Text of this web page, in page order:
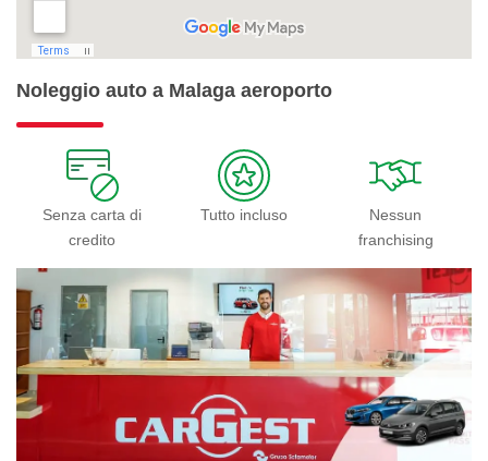
Noleggio auto a Malaga aeroporto
Senza carta di
credito
Tutto incluso
Nessun
franchising